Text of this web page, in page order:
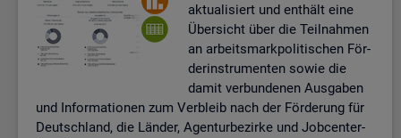
ak­tua­li­siert und ent­hält eine
Über­sicht über die Teil­nah­men
an ar­beits­mark­po­li­ti­schen För­
der­instru­men­ten sowie die
damit ver­bun­de­nen Aus­ga­ben
und In­for­ma­tio­nen zum Ver­bleib nach der För­de­rung für
Deutsch­land, die Län­der, Agen­tur­be­zir­ke und Job­cent­er­